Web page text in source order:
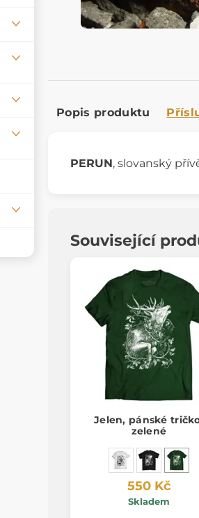
Popis produktu
PERUN, slovanský
Související
Jelen, pánské
zelené
550 Kč
Skladem